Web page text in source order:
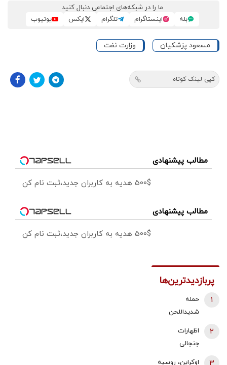
ما را در شبکه‌های اجتماعی دنبال کنید
بله
اینستاگرام تلگرام ایکس یوتیوب
مسعود پزشکیان وزارت نفت
کپی لینک کوتاه
مطالب پیشنهادی
500$ هدیه به کاربران جدید،ثبت نام کن
مطالب پیشنهادی
500$ هدیه به کاربران جدید،ثبت نام کن
پربازدیدترین‌ها
حمله
شدیداللحن
شهید رئیسی
به قالیباف/ چه
کسانی دنبال
1
اظهارات
جنجالی
2
اوکراین، روسیه